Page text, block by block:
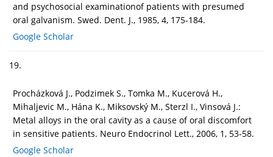
and psychosocial examinationof patients with presumed
oral galvanism. Swed. Dent. J., 1985, 4, 175-184.
Google Scholar
19.
Procházková J., Podzimek S., Tomka M., Kucerová H.,
Mihaljevic M., Hána K., Miksovský M., Sterzl I., Vinsová J.:
Metal alloys in the oral cavity as a cause of oral discomfort
in sensitive patients. Neuro Endocrinol Lett., 2006, 1, 53-58.
Google Scholar